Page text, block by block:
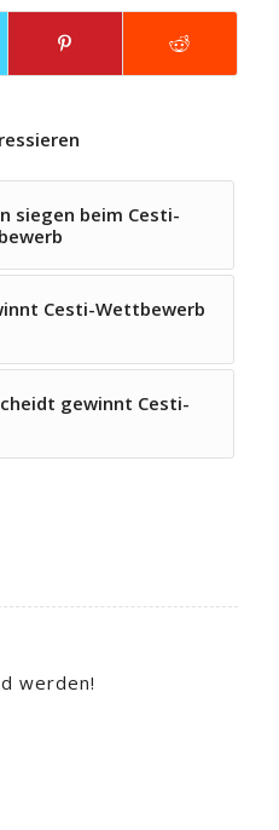
siegen beim Cesti-
Cesti-Wettbewerb
gewinnt Cesti-
werden!